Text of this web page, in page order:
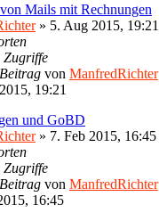
Mails mit Rechnungen
» 5. Aug 2015, 19:21
Zugriffe
von ManfredRichter
19:21
und GoBD
» 7. Feb 2015, 16:45
Zugriffe
von ManfredRichter
16:45